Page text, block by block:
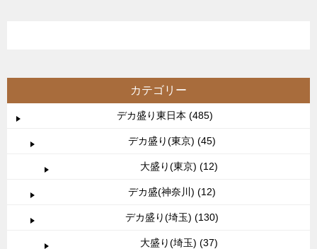
カテゴリー
デカ盛り東日本 (485)
デカ盛り(東京) (45)
大盛り(東京) (12)
デカ盛(神奈川) (12)
デカ盛り(埼玉) (130)
大盛り(埼玉) (37)